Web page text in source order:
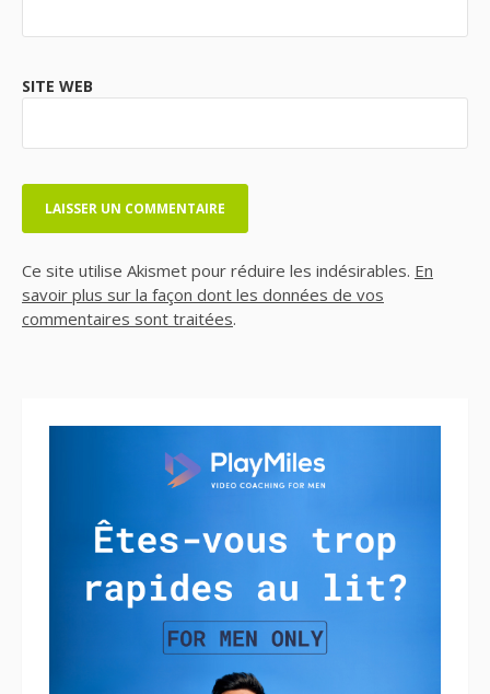
SITE WEB
Ce site utilise Akismet pour réduire les indésirables. En
savoir plus sur la façon dont les données de vos
commentaires sont traitées.